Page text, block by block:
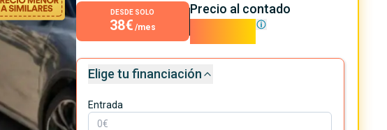
DESDE SOLO
38€ /mes
Precio al contado
3.400€
Elige tu financiación
Entrada